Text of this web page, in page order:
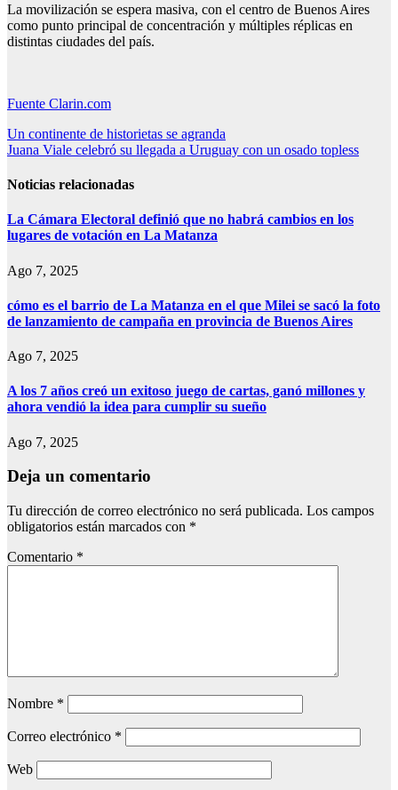
La movilización se espera masiva, con el centro de Buenos Aires
como punto principal de concentración y múltiples réplicas en
distintas ciudades del país.
Fuente Clarin.com
Navegación
de
entradas
Un continente de historietas se agranda
Juana Viale celebró su llegada a Uruguay con un osado topless
Noticias relacionadas
La Cámara Electoral definió que no habrá cambios en los
lugares de votación en La Matanza
Ago 7, 2025
cómo es el barrio de La Matanza en el que Milei se sacó la foto
de lanzamiento de campaña en provincia de Buenos Aires
Ago 7, 2025
A los 7 años creó un exitoso juego de cartas, ganó millones y
ahora vendió la idea para cumplir su sueño
Ago 7, 2025
Deja un comentario
Tu dirección de correo electrónico no será publicada. Los campos
obligatorios están marcados con *
Comentario *
Nombre *
Correo electrónico *
Web